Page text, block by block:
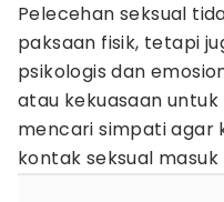
Pelecehan seksual
paksaan fisik, tetapi
psikologis dan
atau kekuasaan
mencari simpati agar
kontak seksual